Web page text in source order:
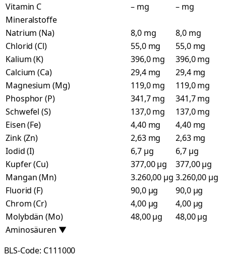
Vitamin C
– mg
– mg
Mineralstoffe
Natrium (Na)
8,0 mg
8,0 mg
Chlorid (Cl)
55,0 mg
55,0 mg
Kalium (K)
396,0 mg
396,0 mg
Calcium (Ca)
29,4 mg
29,4 mg
Magnesium (Mg)
119,0 mg
119,0 mg
Phosphor (P)
341,7 mg
341,7 mg
Schwefel (S)
137,0 mg
137,0 mg
Eisen (Fe)
4,40 mg
4,40 mg
Zink (Zn)
2,63 mg
2,63 mg
Iodid (I)
6,7 µg
6,7 µg
Kupfer (Cu)
377,00 µg
377,00 µg
Mangan (Mn)
3.260,00 µg 3.260,00 µg
Fluorid (F)
90,0 µg
90,0 µg
Chrom (Cr)
4,00 µg
4,00 µg
Molybdän (Mo)
48,00 µg
48,00 µg
Aminosäuren ▼
BLS-Code: C111000